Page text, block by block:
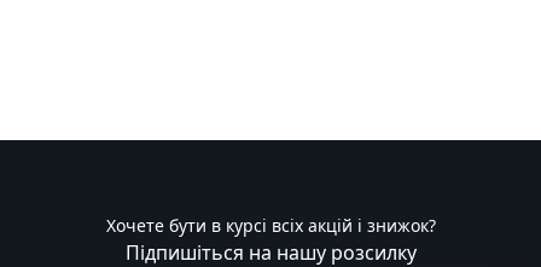
Хочете бути в курсі всіх акцій і знижок?
Підпишіться на нашу розсилку